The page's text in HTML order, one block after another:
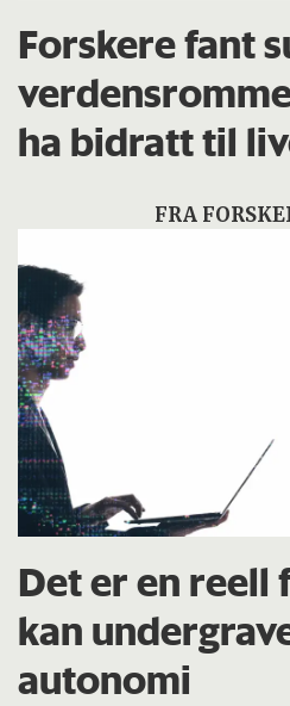
Forskere fant
ha bidratt til
FRA
Det er en reell
kan
autonomi